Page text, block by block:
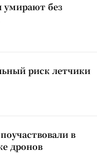
умирают без
риск летчики
в
дронов